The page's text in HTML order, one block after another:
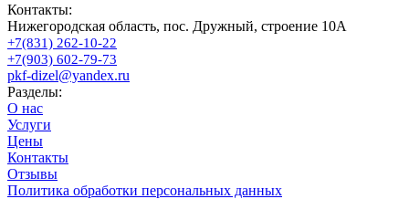
Контакты:
Нижегородская область, пос. Дружный, строение 10А
+7(831) 262-10-22
+7(903) 602-79-73
pkf-dizel@yandex.ru
Разделы:
О нас
Услуги
Цены
Контакты
Отзывы
Политика обработки персональных данных